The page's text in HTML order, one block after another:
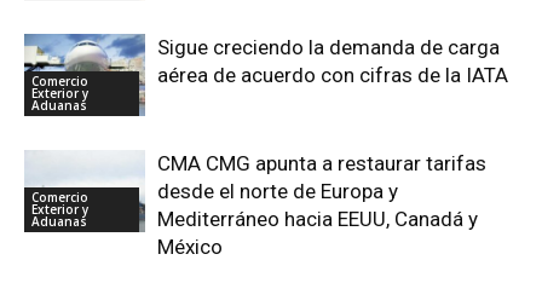
Comercio
Exterior y
Aduanas
Sigue creciendo la demanda de carga
aérea de acuerdo con cifras de la IATA
Comercio
Exterior y
Aduanas
CMA CMG apunta a restaurar tarifas
desde el norte de Europa y
Mediterráneo hacia EEUU, Canadá y
México